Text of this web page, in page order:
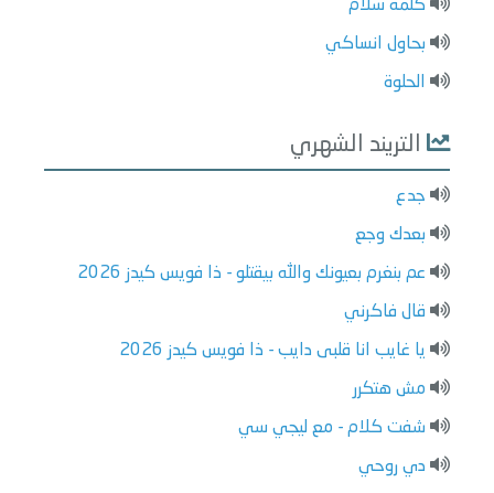
كلمة سلام
بحاول انساكي
الحلوة
التريند الشهري
جدع
بعدك وجع
عم بنغرم بعيونك والله بيقتلو - ذا فويس كيدز 2026
قال فاكرني
يا غايب انا قلبى دايب - ذا فويس كيدز 2026
مش هتكرر
شفت كلام - مع ليجي سي
دي روحي